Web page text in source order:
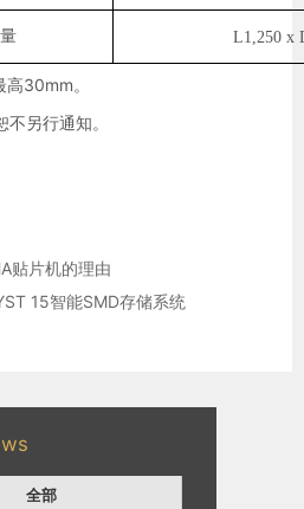
全部
L1,250 x
30mm。
另行通知。
贴片机的理由
15智能SMD存储系统